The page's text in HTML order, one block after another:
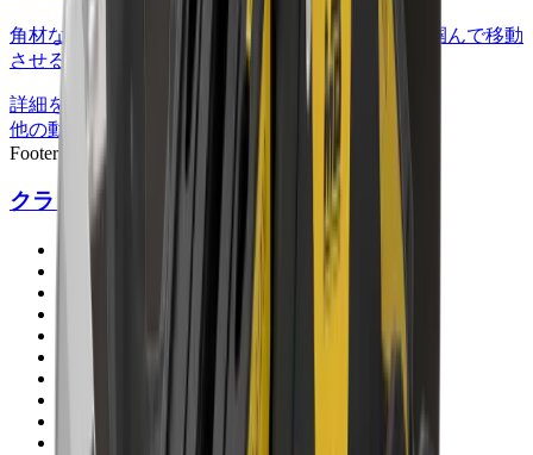
角材などのまっすぐな物や取り扱いにくい資材を掴んで移動
させるのに適しています。
詳細を見る
他の動画もぜひご覧ください ->
Footer
クラッシャー
BF70.2
BF80.3
BF90.3
BF135.8
BF150.10
MB-L120
MB-L140